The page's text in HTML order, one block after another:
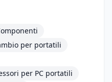
per portatili
per PC portatili